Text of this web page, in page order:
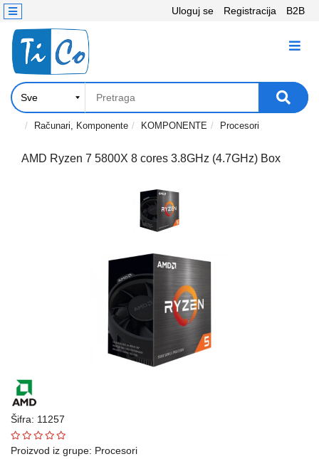
Uloguj se Registracija B2B
KATEGORIJE
Računari,
Komponente
Laptop
tablet
tehnika
Telefoni
oprema
Kontakt
Računari, Komponente KOMPONENTE Procesori
AMD Ryzen 7 5800X 8 cores 3.8GHz (4.7GHz) Box
Šifra: 11257
Proizvod iz grupe: Procesori